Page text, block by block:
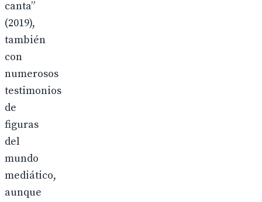
canta”
(2019),
también
con
numerosos
testimonios
de
figuras
del
mundo
mediático,
aunque